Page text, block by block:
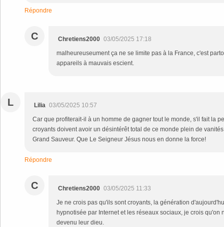
Répondre
C Chretiens2000 03/05/2025 17:18
malheureuseument ça ne se limite pas à la France, c'est
appareils à mauvais escient.
L Lilia 03/05/2025 10:57
Car que profiterait-il à un homme de gagner tout le monde, s'il fait la
croyants doivent avoir un désintérêt total de ce monde plein de
Grand Sauveur. Que Le Seigneur Jésus nous en donne la force!
Répondre
C Chretiens2000 03/05/2025 11:33
Je ne crois pas qu'ils sont croyants, la génération
hypnotisée par Internet et les réseaux sociaux, je crois qu'on
devenu leur dieu.